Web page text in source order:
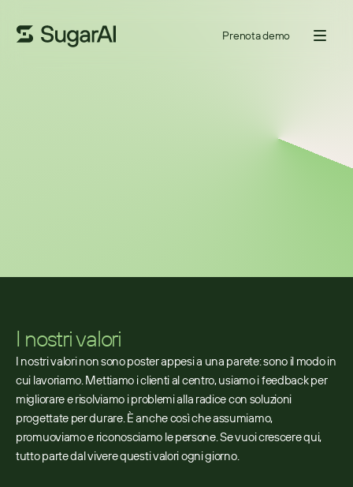
Prenota demo
I nostri valori
I nostri valori non sono poster appesi a una parete: sono il modo in
cui lavoriamo. Mettiamo i clienti al centro, usiamo i feedback per
migliorare e risolviamo i problemi alla radice con soluzioni
progettate per durare. È anche così che assumiamo,
promuoviamo e riconosciamo le persone. Se vuoi crescere qui,
tutto parte dal vivere questi valori ogni giorno.